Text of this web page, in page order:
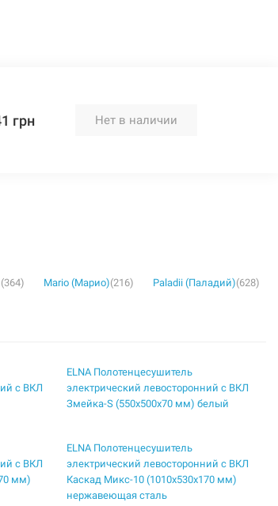
грн Нет в наличии
(364) Mario (Марио)(216) Paladii (Паладий)(628)
с ВКЛ
ELNA Полотенцесушитель
электрический левосторонний с ВКЛ
Змейка-S (550х500х70 мм) белый
с ВКЛ
мм)
ELNA Полотенцесушитель
электрический левосторонний с ВКЛ
Каскад Микс-10 (1010х530х170 мм)
нержавеющая сталь